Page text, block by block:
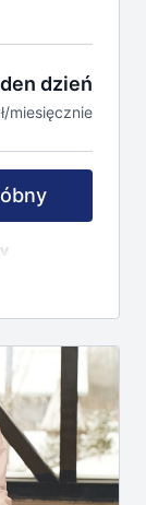
dzień
miesięcznie
i